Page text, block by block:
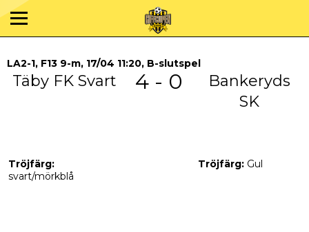
LA2-1, F13 9-m, 17/04 11:20, B-slutspel
Täby FK Svart 4 - 0
Bankeryds
SK
Tröjfärg:
svart/mörkblå
Tröjfärg: Gul